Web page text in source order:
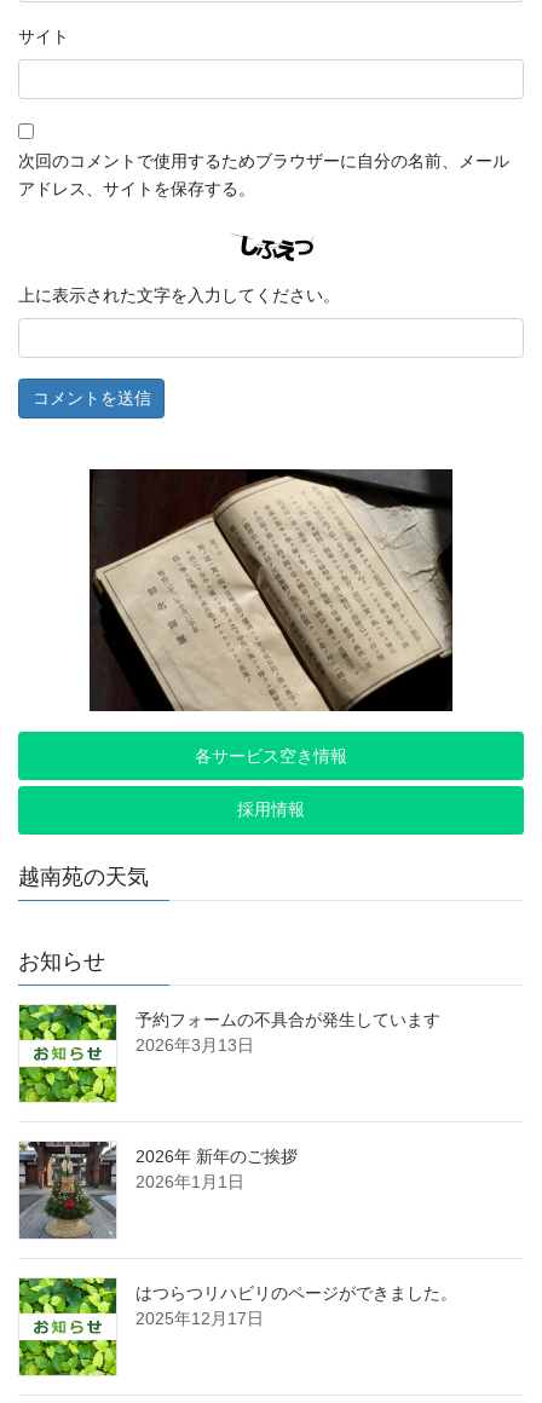
サイト
次回のコメントで使用するためブラウザーに自分の名前、メール
アドレス、サイトを保存する。
上に表示された文字を入力してください。
各サービス空き情報
採用情報
越南苑の天気
お知らせ
予約フォームの不具合が発生しています
2026年3月13日
2026年 新年のご挨拶
2026年1月1日
はつらつリハビリのページができました。
2025年12月17日